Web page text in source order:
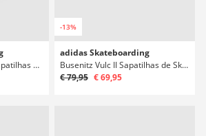
Court Tns Premiere Sapatilhas de Skate
-13%
adidas Skateboarding
Busenitz Vulc II Sapatilhas de Skate
€ 79,95 € 69,95